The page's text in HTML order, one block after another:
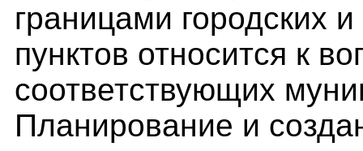
границами городских
пунктов относится к
соответствующих
Планирование и